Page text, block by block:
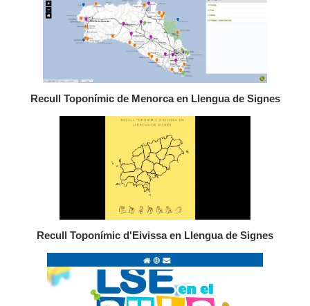
Recull Toponímic de Menorca en Llengua de Signes
Recull Toponímic d'Eivissa en Llengua de Signes